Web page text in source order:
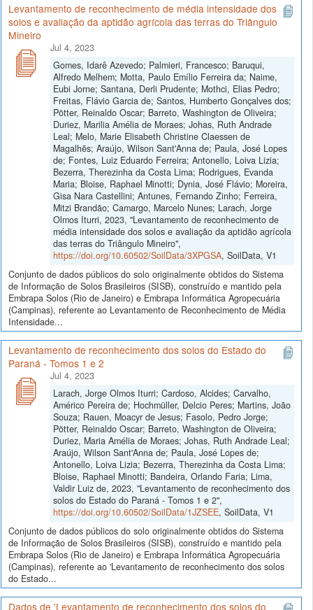
Levantamento de reconhecimento de média intensidade dos
solos e avaliação da aptidão agrícola das terras do Triângulo
Mineiro
Jul 4, 2023
Gomes, Idarê Azevedo; Palmieri, Francesco; Baruqui,
Alfredo Melhem; Motta, Paulo Emílio Ferreira da; Naime,
Eubi Jorne; Santana, Derli Prudente; Mothci, Elias Pedro;
Freitas, Flávio Garcia de; Santos, Humberto Gonçalves dos;
Pötter, Reinaldo Oscar; Barreto, Washington de Oliveira;
Duriez, Marilia Amélia de Moraes; Johas, Ruth Andrade
Leal; Melo, Marie Elisabeth Christine Claessen de
Magalhẽs; Araújo, Wilson Sant'Anna de; Paula, José Lopes
de; Fontes, Luiz Eduardo Ferreira; Antonello, Loiva Lizia;
Bezerra, Therezinha da Costa Lima; Rodrigues, Evanda
Maria; Bloise, Raphael Minotti; Dynia, José Flávio; Moreira,
Gisa Nara Castellini; Antunes, Fernando Zinho; Ferreira,
Mitzi Brandão; Camargo, Marcelo Nunes; Larach, Jorge
Olmos Iturri, 2023, "Levantamento de reconhecimento de
média intensidade dos solos e avaliação da aptidão agrícola
das terras do Triângulo Mineiro",
https://doi.org/10.60502/SoilData/3XPGSA, SoilData, V1
Conjunto de dados públicos do solo originalmente obtidos do Sistema
de Informação de Solos Brasileiros (SISB), construído e mantido pela
Embrapa Solos (Rio de Janeiro) e Embrapa Informática Agropecuária
(Campinas), referente ao Levantamento de Reconhecimento de Média
Intensidade...
Levantamento de reconhecimento dos solos do Estado do
Paraná - Tomos 1 e 2
Jul 4, 2023
Larach, Jorge Olmos Iturri; Cardoso, Alcides; Carvalho,
Américo Pereira de; Hochmüller, Delcio Peres; Martins, João
Souza; Rauen, Moacyr de Jesus; Fasolo, Pedro Jorge;
Pötter, Reinaldo Oscar; Barreto, Washington de Oliveira;
Duriez, Maria Amélia de Moraes; Johas, Ruth Andrade Leal;
Araújo, Wilson Sant'Anna de; Paula, José Lopes de;
Antonello, Loiva Lizia; Bezerra, Therezinha da Costa Lima;
Bloise, Raphael Minotti; Bandeira, Orlando Faria; Lima,
Valdir Luiz de, 2023, "Levantamento de reconhecimento dos
solos do Estado do Paraná - Tomos 1 e 2",
https://doi.org/10.60502/SoilData/1JZSEE, SoilData, V1
Conjunto de dados públicos do solo originalmente obtidos do Sistema
de Informação de Solos Brasileiros (SISB), construído e mantido pela
Embrapa Solos (Rio de Janeiro) e Embrapa Informática Agropecuária
(Campinas), referente ao 'Levantamento de reconhecimento dos solos
do Estado...
Dados de 'Levantamento de reconhecimento dos solos do